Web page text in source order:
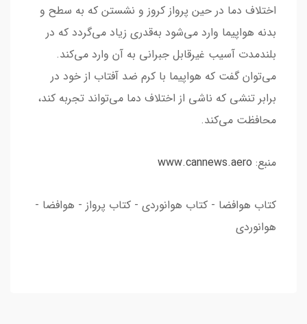
اختلاف دما در حین پرواز کروز و نشستن که به سطح و
بدنه هواپیما وارد می‌شود به‌قدری زیاد می‌گردد که در
بلندمدت آسیب غیرقابل جبرانی به آن وارد می‌کند.
می‌توان گفت که هواپیما با کرم ضد آفتاب از خود در
برابر تنشی که ناشی از اختلاف دما می‌تواند تجربه کند،
محافظت می‌کند.
منبع: www.cannews.aero
کتاب هوافضا - کتاب هوانوردی - کتاب پرواز - هوافضا -
هوانوردی